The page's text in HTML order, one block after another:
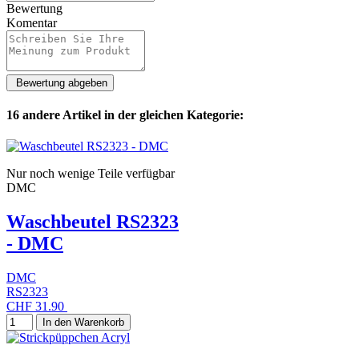
Bewertung
Komentar
16 andere Artikel in der gleichen Kategorie:
Nur noch wenige Teile verfügbar
DMC
Waschbeutel RS2323
- DMC
DMC
RS2323
CHF 31.90
In den Warenkorb